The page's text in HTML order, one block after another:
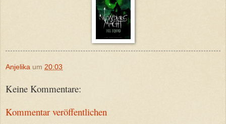
Anjelika um 20:03
Keine Kommentare:
Kommentar veröffentlichen